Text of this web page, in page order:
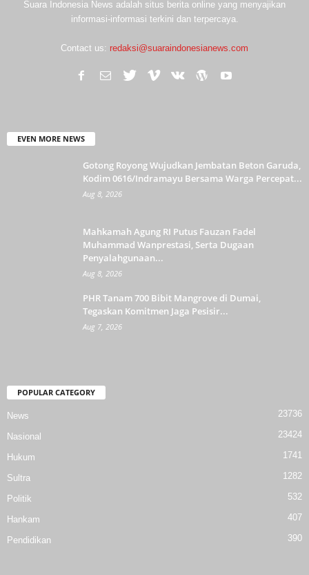
Suara Indonesia News adalah situs berita online yang menyajikan
informasi-informasi terkini dan terpercaya.
Contact us: redaksi@suaraindonesianews.com
EVEN MORE NEWS
Gotong Royong Wujudkan Jembatan Beton Garuda,
Kodim 0616/Indramayu Bersama Warga Percepat...
Aug 8, 2026
Mahkamah Agung RI Putus Fauzan Fadel
Muhammad Wanprestasi, Serta Dugaan
Penyalahgunaan...
Aug 8, 2026
PHR Tanam 700 Bibit Mangrove di Dumai,
Tegaskan Komitmen Jaga Pesisir...
Aug 7, 2026
POPULAR CATEGORY
News 23736
Nasional 23424
Hukum 1741
Sultra 1282
Politik 532
Hankam 407
Pendidikan 390